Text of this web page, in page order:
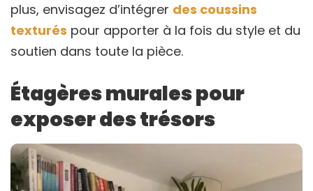
plus, envisagez d’intégrer des coussins
texturés pour apporter à la fois du style et du
soutien dans toute la pièce.
Étagères murales pour
exposer des trésors